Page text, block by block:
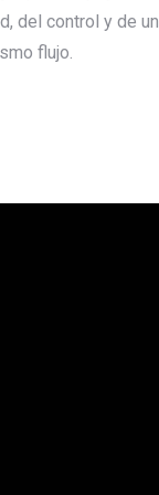
del control y de
flujo.